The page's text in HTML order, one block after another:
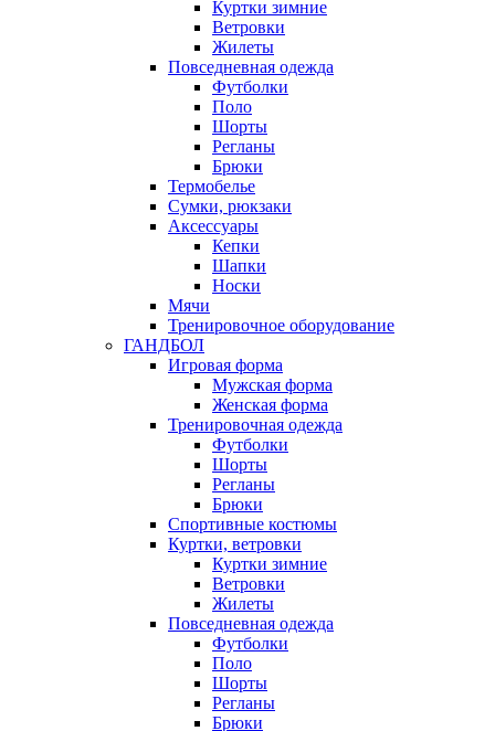
Куртки зимние
Ветровки
Жилеты
Повседневная одежда
Футболки
Поло
Шорты
Регланы
Брюки
Термобелье
Сумки, рюкзаки
Аксессуары
Кепки
Шапки
Носки
Мячи
Тренировочное оборудование
ГАНДБОЛ
Игровая форма
Мужская форма
Женская форма
Тренировочная одежда
Футболки
Шорты
Регланы
Брюки
Спортивные костюмы
Куртки, ветровки
Куртки зимние
Ветровки
Жилеты
Повседневная одежда
Футболки
Поло
Шорты
Регланы
Брюки